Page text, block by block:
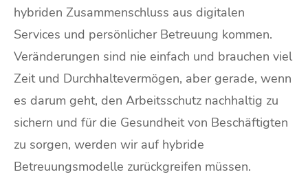
hybriden Zusammenschluss aus digitalen
Services und persönlicher Betreuung kommen.
Veränderungen sind nie einfach und brauchen viel
Zeit und Durchhaltevermögen, aber gerade, wenn
es darum geht, den Arbeitsschutz nachhaltig zu
sichern und für die Gesundheit von Beschäftigten
zu sorgen, werden wir auf hybride
Betreuungsmodelle zurückgreifen müssen.